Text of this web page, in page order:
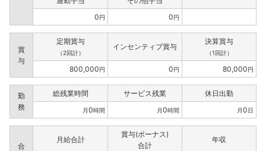
0円 0円
賞
与
定期賞与
（2回計）
インセンティブ賞与
決算賞与
（1回計）
800,000円 0円 80,000円
勤
務
総残業時間 サービス残業 休日出勤
月0時間 月0時間 月0日
合
月給合計
賞与(ボーナス)
合計
年収